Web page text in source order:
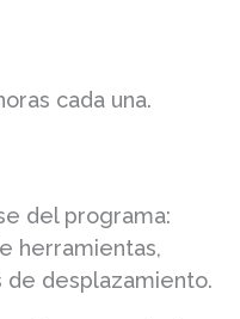
cada una.
del programa:
herramientas,
de desplazamiento.